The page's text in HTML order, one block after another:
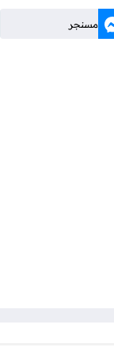
مسنجر